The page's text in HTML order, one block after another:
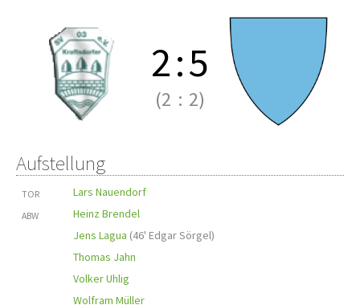
2:5
(2 : 2)
Aufstellung
TOR Lars Nauendorf
ABW
Heinz Brendel
Jens Lagua (46' Edgar Sörgel)
Thomas Jahn
Volker Uhlig
Wolfram Müller